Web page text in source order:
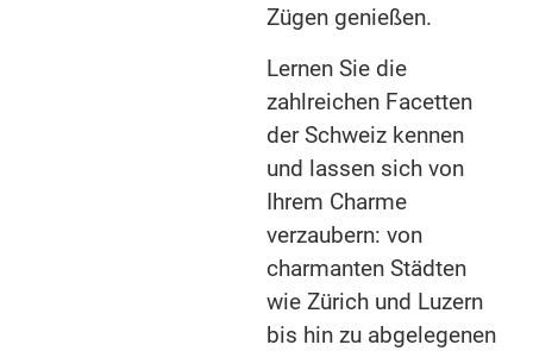
Zügen genießen.
Lernen Sie die
zahlreichen Facetten
der Schweiz kennen
und lassen sich von
Ihrem Charme
verzaubern: von
charmanten Städten
wie Zürich und Luzern
bis hin zu abgelegenen